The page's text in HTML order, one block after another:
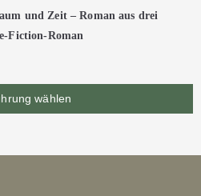
und Zeit – Roman aus drei
Fiction-Roman
wählen